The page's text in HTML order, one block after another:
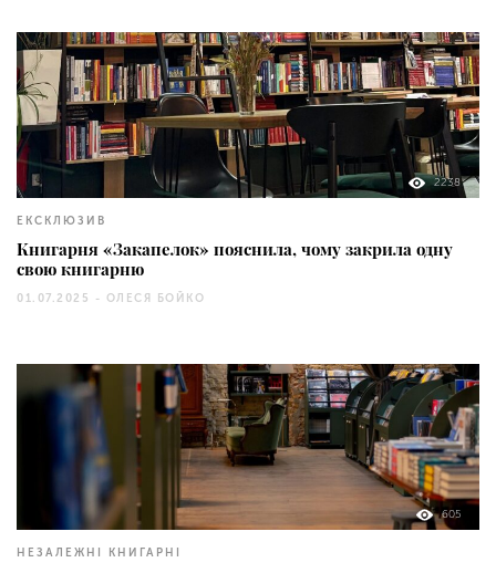
2238
ЕКСКЛЮЗИВ
Книгарня «Закапелок» пояснила, чому закрила одну
свою книгарню
01.07.2025 - ОЛЕСЯ БОЙКО
605
НЕЗАЛЕЖНІ КНИГАРНІ